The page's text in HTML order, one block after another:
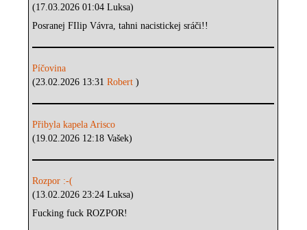
(17.03.2026 01:04 Luksa)
Posranej FIlip Vávra, tahni nacistickej sráči!!
Píčovina
(23.02.2026 13:31Robert)
Přibyla kapela Arisco
(19.02.2026 12:18 Vašek)
Rozpor :-(
(13.02.2026 23:24 Luksa)
Fucking fuck ROZPOR!